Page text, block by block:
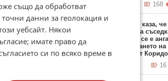
вчера в 12:37 ч.
168
Мицкоски каза, че
„източната
България се е
с изграждането
участък от
16
също да обработват
данни за геолокация и
уебсайт. Някои
имате право да
си по всяко време в